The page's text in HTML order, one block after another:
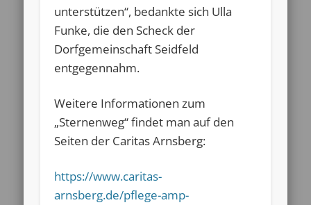
unterstützen“, bedankte sich Ulla
Funke, die den Scheck der
Dorfgemeinschaft Seidfeld
entgegennahm.
Weitere Informationen zum
„Sternenweg“ findet man auf den
Seiten der Caritas Arnsberg:
https://www.caritas-
arnsberg.de/pflege-amp-